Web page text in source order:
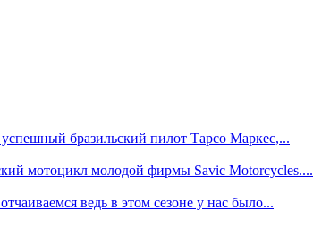
бразильский пилот Тарсо Маркес,...
мотоцикл молодой фирмы Savic Motorcycles....
ведь в этом сезоне у нас было...